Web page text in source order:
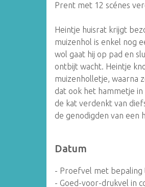
Prent met 12 scénes
Heintje huisrat krijgt
muizenhol is enkel nog
wol gaat hij op pad en
ontbijt wacht. Heintje
muizenholletje, waarna
dat ook het hammetje
de kat verdenkt van
de genodigden van een
Datum
- Proefvel met bepaling
- Goed-voor-drukvel in